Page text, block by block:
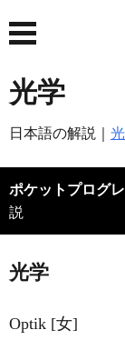
光学
日本語の解説｜
ポケットプログ
説
光学
Optik [女]